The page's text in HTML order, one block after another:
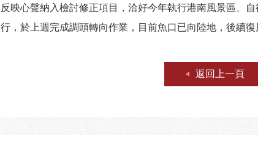
反映心聲納入檢討修正項目，洽好今年執行港南風景區、
行，於上週完成調頭轉向作業，目前魚口已向陸地，後續復
返回上一頁